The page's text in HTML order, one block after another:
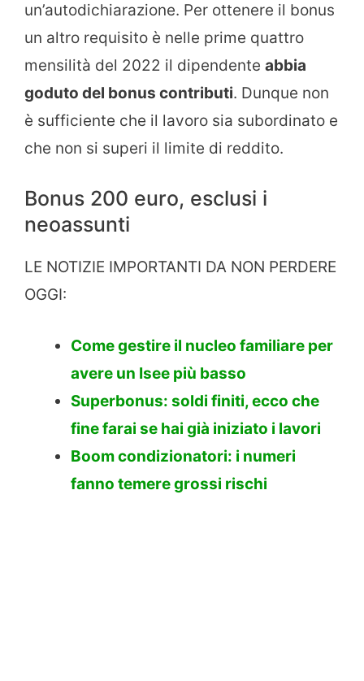
un’autodichiarazione. Per ottenere il bonus
un altro requisito è nelle prime quattro
mensilità del 2022 il dipendente abbia
goduto del bonus contributi. Dunque non
è sufficiente che il lavoro sia subordinato e
che non si superi il limite di reddito.
Bonus 200 euro, esclusi i
neoassunti
LE NOTIZIE IMPORTANTI DA NON PERDERE
OGGI:
Come gestire il nucleo familiare per
avere un Isee più basso
Superbonus: soldi finiti, ecco che
fine farai se hai già iniziato i lavori
Boom condizionatori: i numeri
fanno temere grossi rischi